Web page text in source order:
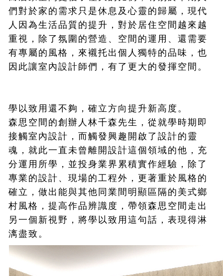
們對於家的需求只是休息及心靈的歸屬，現代
人因為生活品質的提升，對於居住空間越來越
重視，除了氛圍的營造、空間的運用、還需要
有專屬的風格，來襯托出個人獨特的品味，也
因此讓室內設計師們，有了更大的發揮空間。
學以致用還不夠，確立方向提升新高度。
森思空間的創辦人林千森先生，從就學時期即
接觸室內設計，而觸發興趣開啟了設計的靈
魂，就此一直未曾離開設計這個領域的他，充
分運用所學，並投身業界累積實作經驗，除了
專業的設計、現場的工程外，更著重於風格的
確立，做出能與其他同業間明顯區隔的美式鄉
村風格，提高作品辨識度，帶領森思空間走出
另一個新視野，將學以致用這句話，表現得淋
漓盡致。